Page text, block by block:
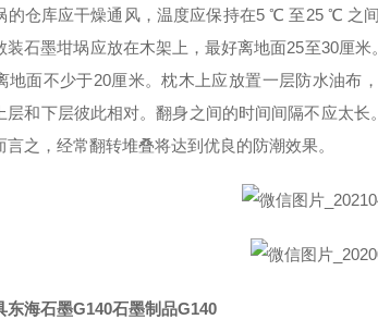
的仓库应干燥通风，温度应保持在5 ℃ 至25 ℃ 之
装石墨坩埚应放在木架上，最好离地面25至30厘
地面不少于20厘米。枕木上应放置一层防水油布
层和下层彼此相对。翻身之间的时间间隔不应太
言之，经常翻转堆叠将达到优良的防潮效果。
东海石墨G140石墨制品G140